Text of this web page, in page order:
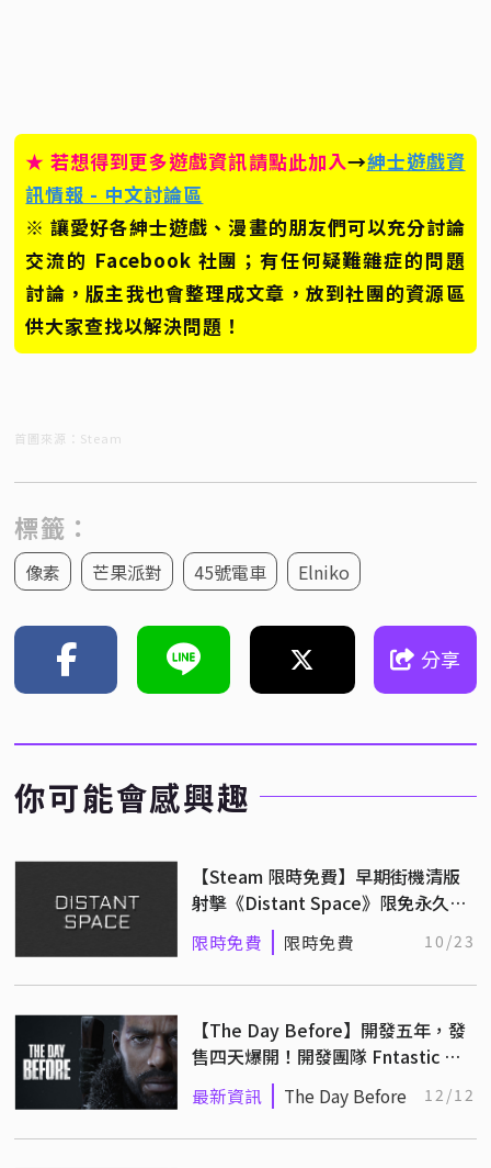
★ 若想得到更多遊戲資訊請點此加入→紳士遊戲資
訊情報 - 中文討論區
※ 讓愛好各紳士遊戲、漫畫的朋友們可以充分討論
交流的 Facebook 社團；有任何疑難雜症的問題
討論，版主我也會整理成文章，放到社團的資源區
供大家查找以解決問題！
首圖來源：Steam
標籤：
像素 芒果派對 45號電車 Elniko
分享
你可能會感興趣
【Steam 限時免費】早期街機清版
射擊《Distant Space》限免永久保
限時免費 限時免費 10/23
【The Day Before】開發五年，發
售四天爆開！開發團隊 Fntastic 宣
布倒閉
最新資訊 The Day Before 12/12